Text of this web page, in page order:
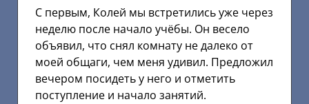
С первым, Колей мы встретились уже через
неделю после начало учёбы. Он весело
объявил, что снял комнату не далеко от
моей общаги, чем меня удивил. Предложил
вечером посидеть у него и отметить
поступление и начало занятий.